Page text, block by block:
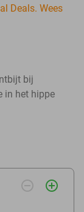
Deals. Wees
bij
in het hippe
remove_circle_outline add_circle_outline